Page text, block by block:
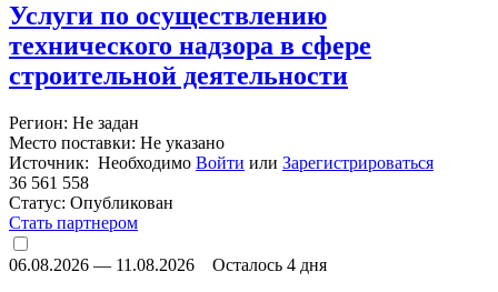
Услуги по осуществлению
технического надзора в сфере
строительной деятельности
Регион: Не задан
Место поставки: Не указано
Источник: Необходимо Войти или Зарегистрироваться
36 561 558
Статус: Опубликован
Стать партнером
06.08.2026 — 11.08.2026
Осталось 4 дня